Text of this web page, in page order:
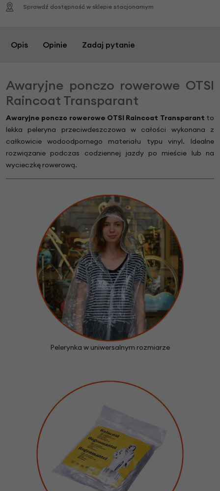
Sprawdź dostępność w sklepie stacjonarnym
Opis Opinie Zadaj pytanie
Awaryjne ponczo rowerowe OTSI
Raincoat Transparant
Awaryjne ponczo rowerowe OTSI Raincoat Transparant to
lekka peleryna przeciwdeszczowa w całości wykonana z
całkowicie wodoodpornego materiału typu vinyl. Idealne
rozwiązanie podczas codziennej jazdy po mieście lub na
wycieczkę rowerową.
Pelerynka w uniwersalnym rozmiarze